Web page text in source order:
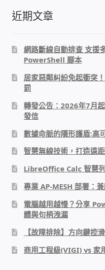
TP-Link TAIWAN(普
PHP程式設計
網路 工具 軟體 手冊
監視器安裝維修
監視器租賃方案
防盜保全-安防設備
昇銳電子(HI SHARP)
近期文章
網路斷線自動排查 支援
PowerShell 腳本
居家惡鄰糾紛免起衝突
罰
轉發公告：2026年7月
發信
數據命脈的隱形護盾:高
智慧無線技術，打造遠
LibreOffice Calc 智慧
專業 AP-MESH 部署：
電腦越用越慢？分享
體與句柄洩漏
【故障排除】方向鍵控
商用工程級(VIGI) vs 家